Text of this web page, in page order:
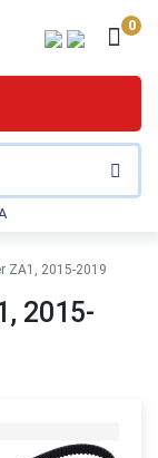
0
ZA1, 2015-2019
2015-